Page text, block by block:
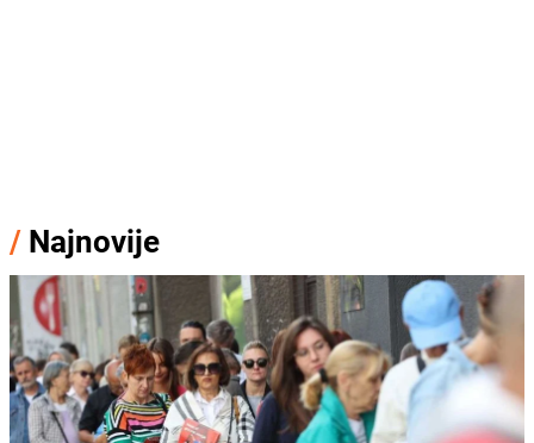
/ Najnovije